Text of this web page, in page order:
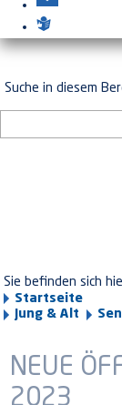
Suche in diesem
Sie befinden sich
Startseite
Jung & Alt
NEUE
2023